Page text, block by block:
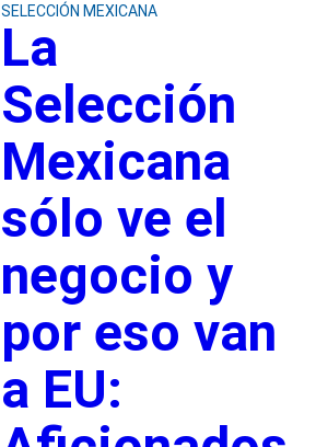
SELECCIÓN MEXICANA
La
Selección
Mexicana
sólo ve el
negocio y
por eso van
a EU: